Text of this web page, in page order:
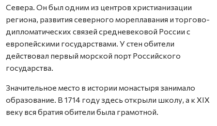
Севера. Он был одним из центров христианизации
региона, развития северного мореплавания и торгово-
дипломатических связей средневековой России с
европейскими государствами. У стен обители
действовал первый морской порт Российского
государства.
Значительное место в истории монастыря занимало
образование. В 1714 году здесь открыли школу, а к XIX
веку вся братия обители была грамотной.